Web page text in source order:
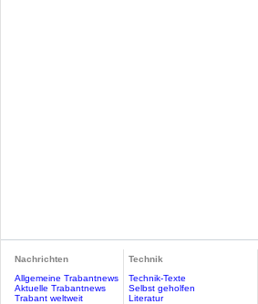
Nachrichten
Allgemeine Trabantnews
Aktuelle Trabantnews
Trabant weltweit
Technik
Technik-Texte
Selbst geholfen
Literatur